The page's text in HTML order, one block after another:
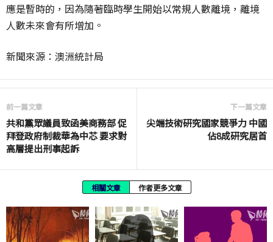
應是暫時的，因為隨著臨時學生開始以常規人數離境，離境
人數未來會有所增加。
新聞來源：澳洲統計局
前一篇文章
共和黨眾議員致函美商務部 促
拜登政府制裁華為中芯 要求對
高層提出刑事起訴
下一篇文章
尖端技術研究國家競爭力 中國
佔8成研究居首
相關文章 作者更多文章